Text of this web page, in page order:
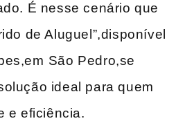
É nesse cenário que
de Aluguel”,disponível
⁣São Pedro,se
ideal para quem
e​ eficiência.